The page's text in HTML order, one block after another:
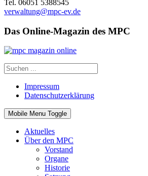
Tel. 06051 5388545
verwaltung@mpc-ev.de
Das Online-Magazin des MPC
Impressum
Datenschutzerklärung
Mobile Menu Toggle
Aktuelles
Über den MPC
Vorstand
Organe
Historie